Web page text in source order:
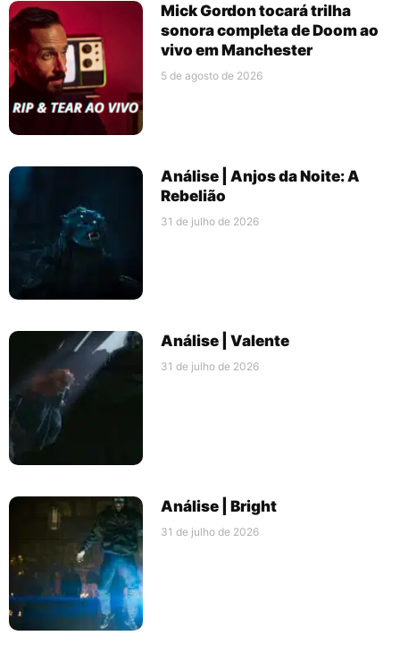
Mick Gordon tocará trilha
sonora completa de Doom ao
vivo em Manchester
5 de agosto de 2026
Análise | Anjos da Noite: A
Rebelião
31 de julho de 2026
Análise | Valente
31 de julho de 2026
Análise | Bright
31 de julho de 2026